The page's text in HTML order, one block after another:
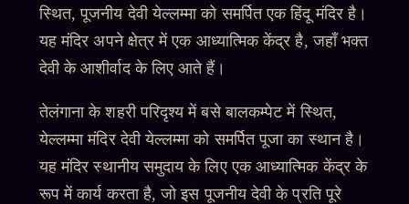
स्थित, पूजनीय देवी येल्लम्मा को समर्पित एक हिंदू मंदिर है।
यह मंदिर अपने क्षेत्र में एक आध्यात्मिक केंद्र है, जहाँ भक्त
देवी के आशीर्वाद के लिए आते हैं।
तेलंगाना के शहरी परिदृश्य में बसे बालकम्पेट में स्थित,
येल्लम्मा मंदिर देवी येल्लम्मा को समर्पित पूजा का स्थान है।
यह मंदिर स्थानीय समुदाय के लिए एक आध्यात्मिक केंद्र के
रूप में कार्य करता है, जो इस पूजनीय देवी के प्रति पूरे